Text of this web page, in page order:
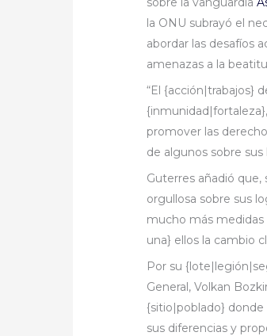
la ONU subrayó el
abordar las desafíos
amenazas a la
“El {acción|trabajos}
promover las
de algunos sobre
Guterres añadió
orgullosa sobre sus
mucho más
una} ellos la cambio
Por su
General, Volkan
{sitio|poblado}
sus diferencias y